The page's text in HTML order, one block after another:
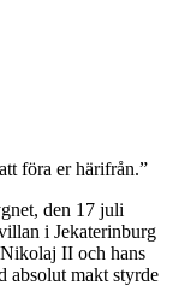
föra er härifrån.”
den 17 juli
i Jekaterinburg
Nikolaj II och hans
absolut makt styrde